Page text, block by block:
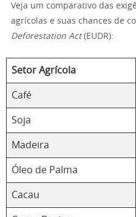
Veja um comparativo das
agrícolas e suas chances de
Deforestation Act(EUDR):
Setor Agrícola
Café
Soja
Madeira
Óleo de Palma
Cacau